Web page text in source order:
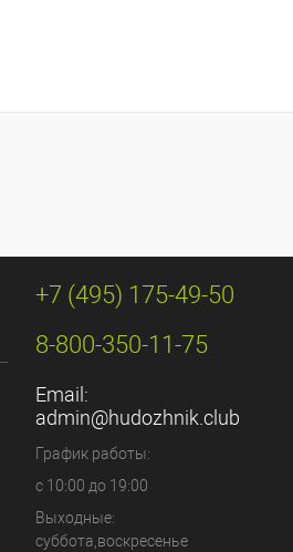
+7 (495) 175-49-50
8-800-350-11-75
Email:
admin@hudozhnik.club
График работы:
с 10:00 до 19:00
Выходные:
суббота,воскресенье